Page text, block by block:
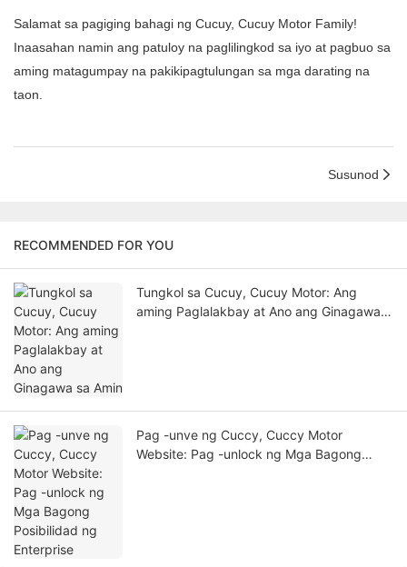
Salamat sa pagiging bahagi ng Cucuy, Cucuy Motor Family!
Inaasahan namin ang patuloy na paglilingkod sa iyo at pagbuo sa
aming matagumpay na pakikipagtulungan sa mga darating na
taon.
Susunod
RECOMMENDED FOR YOU
Tungkol sa Cucuy, Cucuy Motor: Ang
aming Paglalakbay at Ano ang Ginagawa
Pag -unve ng Cuccy, Cuccy Motor
Website: Pag -unlock ng Mga Bagong